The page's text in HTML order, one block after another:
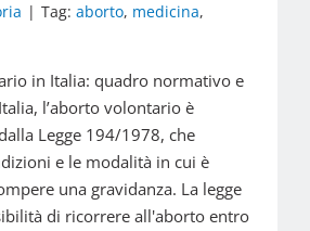
| Tag: aborto, medicina,
in Italia: quadro normativo e
l’aborto volontario è
Legge 194/1978, che
e le modalità in cui è
una gravidanza. La legge
di ricorrere all'aborto entro